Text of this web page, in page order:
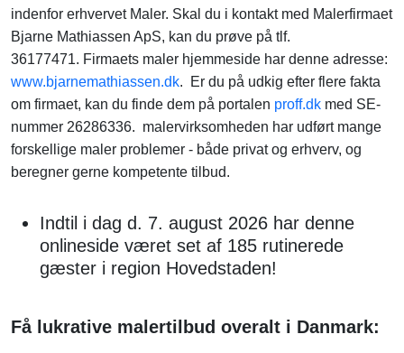
indenfor erhvervet Maler. Skal du i kontakt med Malerfirmaet
Bjarne Mathiassen ApS, kan du prøve på tlf.
36177471. Firmaets maler hjemmeside har denne adresse:
www.bjarnemathiassen.dk. Er du på udkig efter flere fakta
om firmaet, kan du finde dem på portalen proff.dk med SE-
nummer 26286336. malervirksomheden har udført mange
forskellige maler problemer - både privat og erhverv, og
beregner gerne kompetente tilbud.
Indtil i dag d. 7. august 2026 har denne
onlineside været set af 185 rutinerede
gæster i region Hovedstaden!
Få lukrative malertilbud overalt i Danmark: